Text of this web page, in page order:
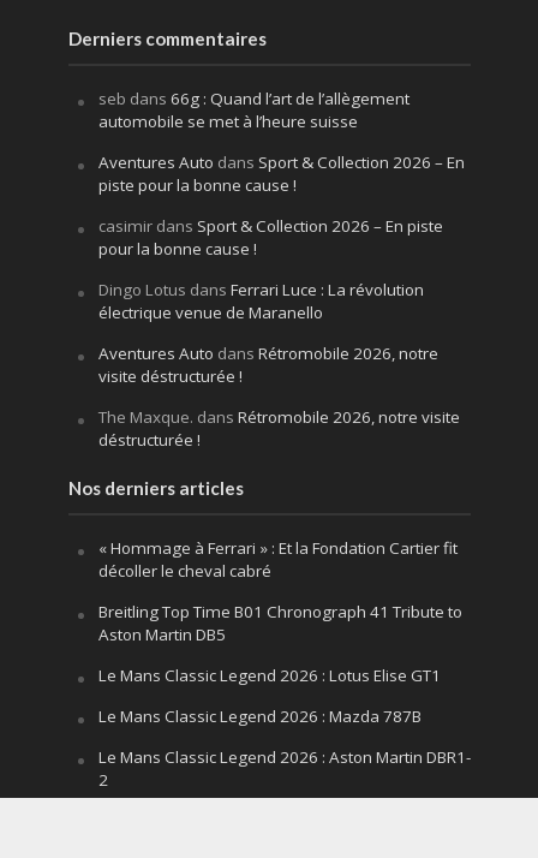
Derniers commentaires
seb dans 66g : Quand l’art de l’allègement
automobile se met à l’heure suisse
Aventures Auto dans Sport & Collection 2026 – En
piste pour la bonne cause !
casimirdans Sport & Collection 2026 – En piste
pour la bonne cause !
Dingo Lotus dans Ferrari Luce : La révolution
électrique venue de Maranello
Aventures Auto dans Rétromobile 2026, notre
visite déstructurée !
The Maxque. dans Rétromobile 2026, notre visite
déstructurée !
Nos derniers articles
« Hommage à Ferrari » : Et la Fondation Cartier fit
décoller le cheval cabré
Breitling Top Time B01 Chronograph 41 Tribute to
Aston Martin DB5
Le Mans Classic Legend 2026 : Lotus Elise GT1
Le Mans Classic Legend 2026 : Mazda 787B
Le Mans Classic Legend 2026 : Aston Martin DBR1-
2